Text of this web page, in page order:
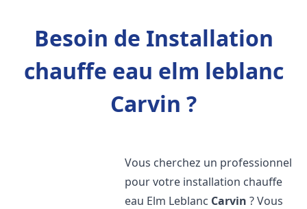
Besoin de Installation
chauffe eau elm leblanc
Carvin ?
Vous cherchez un professionnel
pour votre installation chauffe
eau Elm Leblanc Carvin ? Vous